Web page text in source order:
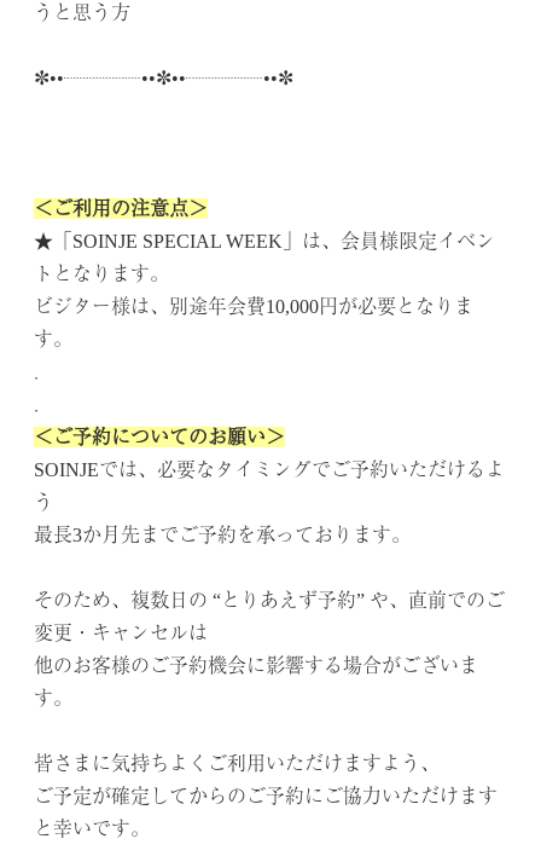
うと思う方
✼••┈┈┈┈••✼••┈┈┈┈••✼
＜ご利用の注意点＞
★「SOINJE SPECIAL WEEK」は、会員様限定イベン
トとなります。
ビジター様は、別途年会費10,000円が必要となりま
す。
＜ご予約についてのお願い＞
SOINJEでは、必要なタイミングでご予約いただけるよ
う
最長3か月先までご予約を承っております。
そのため、複数日の “とりあえず予約” や、直前でのご
変更・キャンセルは
他のお客様のご予約機会に影響する場合がございま
す。
皆さまに気持ちよくご利用いただけますよう、
ご予定が確定してからのご予約にご協力いただけます
と幸いです。